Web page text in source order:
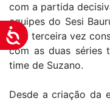
Acessibilidade
com a partida
equipes do Sesi
pela terceira vez
com as duas séries
time de Suzano.
Desde a criação da